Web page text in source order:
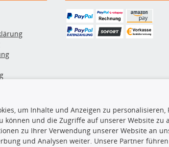
TecDoc Inside
um Inhalte und Anzeigen zu
können und die Zugriffe auf unserer Website zu
zu Ihrer Verwendung unserer Website an
und Analysen weiter. Unsere Partner